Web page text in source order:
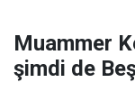
Muammer
şimdi de